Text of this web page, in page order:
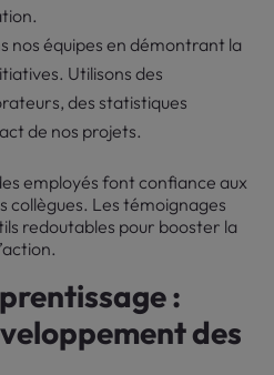
nos équipes en démontrant la
Utilisons des
des statistiques
de nos projets.
employés font confiance aux
collègues. Les témoignages
redoutables pour booster la
:
des